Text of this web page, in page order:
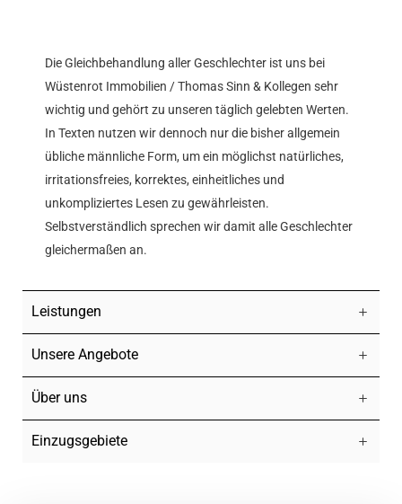
Die Gleichbehandlung aller Geschlechter ist uns bei
Wüstenrot Immobilien / Thomas Sinn & Kollegen sehr
wichtig und gehört zu unseren täglich gelebten Werten.
In Texten nutzen wir dennoch nur die bisher allgemein
übliche männliche Form, um ein möglichst natürliches,
irritationsfreies, korrektes, einheitliches und
unkompliziertes Lesen zu gewährleisten.
Selbstverständlich sprechen wir damit alle Geschlechter
gleichermaßen an.
Leistungen
Unsere Angebote
Über uns
Einzugsgebiete